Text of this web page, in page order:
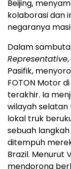
Beijing,
kolaborasi dan
negaranya
Dalam
Representative
Pasifik,
FOTON Motor
terakhir. Ia
wilayah selatan
lokal truk
sebuah
ditempuh
Brazil. Menurut
mendorong